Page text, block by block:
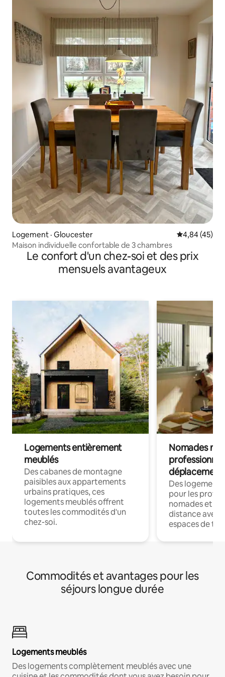
Logement · Gloucester Note
4,84 (45)
Maison individuelle confortable de 3 chambres
Le confort d'un chez-soi et des prix
mensuels avantageux
Logements entièrement
meublés
Des cabanes de montagne
paisibles aux appartements
urbains pratiques, ces
logements meublés offrent
toutes les commodités d'un
chez-soi.
Nomades
déplacement
Des
pour les
nomades et
distance avec
espaces de
Commodités et avantages pour les
séjours longue durée
Logements meublés
Des logements complètement meublés avec une